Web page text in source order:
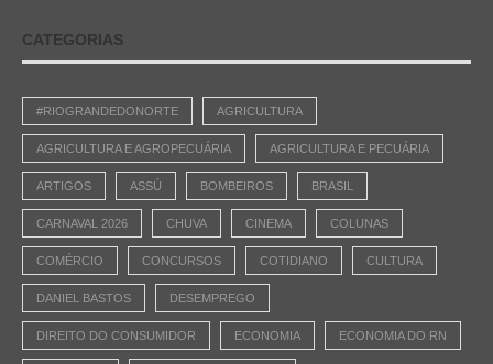
CATEGORIAS
#RIOGRANDEDONORTE AGRICULTURA
AGRICULTURA E AGROPECUÁRIA AGRICULTURA E PECUÁRIA
ARTIGOS ASSÚ BOMBEIROS BRASIL
CARNAVAL 2026 CHUVA CINEMA COLUNAS
COMÉRCIO CONCURSOS COTIDIANO CULTURA
DANIEL BASTOS DESEMPREGO
DIREITO DO CONSUMIDOR ECONOMIA ECONOMIA DO RN